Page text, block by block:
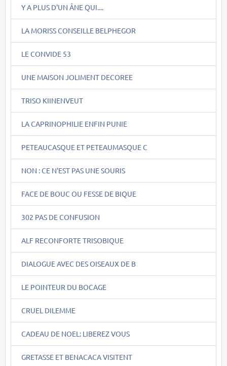
Y A PLUS D'UN ÂNE QUI....
LA MORISS CONSEILLE BELPHEGOR
LE CONVIDE 53
UNE MAISON JOLIMENT DECOREE
TRISO KIINENVEUT
LA CAPRINOPHILIE ENFIN PUNIE
PETEAUCASQUE ET PETEAUMASQUE C
NON : CE N'EST PAS UNE SOURIS
FACE DE BOUC OU FESSE DE BIQUE
302 PAS DE CONFUSION
ALF RECONFORTE TRISOBIQUE
DIALOGUE AVEC DES OISEAUX DE B
LE POINTEUR DU BOCAGE
CRUEL DILEMME
CADEAU DE NOEL: LIBEREZ VOUS
GRETASSE ET BENACACA VISITENT